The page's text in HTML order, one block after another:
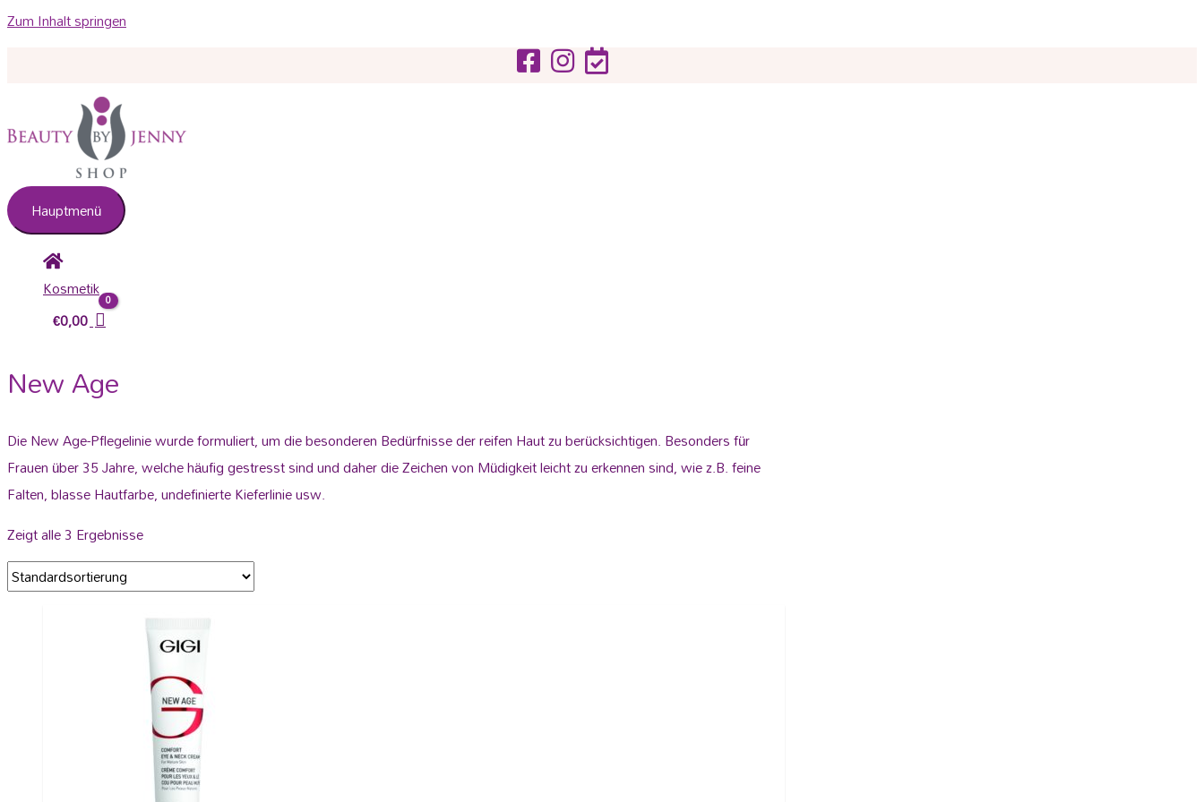
Zum Inhalt springen
Hauptmenü
Kosmetik
€0,00
New Age
Die New Age-Pflegelinie wurde formuliert, um die besonderen Bedürfnisse der reifen Haut zu berücksichtigen. Besonders für
Frauen über 35 Jahre, welche häufig gestresst sind und daher die Zeichen von Müdigkeit leicht zu erkennen sind, wie z.B. feine
Falten, blasse Hautfarbe, undefinierte Kieferlinie usw.
Zeigt alle 3 Ergebnisse